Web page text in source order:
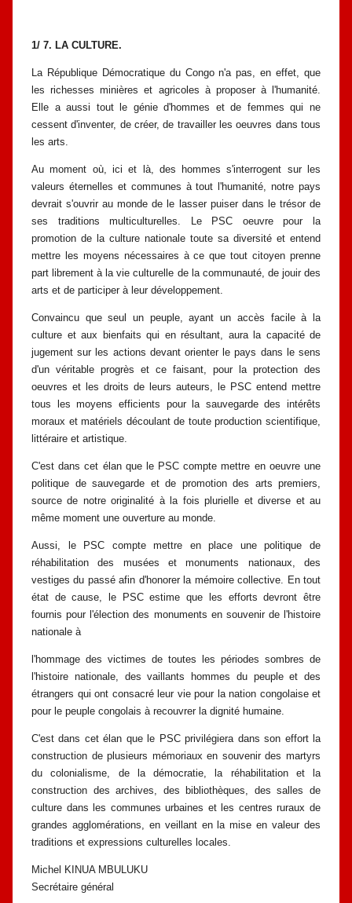
1/ 7. LA CULTURE.
La République Démocratique du Congo n'a pas, en effet, que
les richessesminières et agricoles à proposer à l'humanité.
Elle a aussi tout le génied'hommes et de femmes qui ne
cessent d'inventer, de créer, de travailler lesoeuvres dans tous
les arts.
Au moment où, ici et là, des hommes s'interrogent sur les
valeurs éternelles et communes à tout l'humanité, notre pays
devrait s'ouvrir au mondede le lasser puiser dans le trésor de
ses traditions multiculturelles. Le PSC oeuvrepour la
promotion de la culture nationale toute sa diversité et entend
mettre les moyens nécessaires à ce que tout citoyen prenne
part librement à la vieculturelle de la communauté, de jouir des
arts et de participer à leur développement.
Convaincu que seul un peuple, ayant un accès facile à la
culture et aux bienfaits qui en résultant, aura la capacité de
jugement sur les actions devant orienter le pays dans le sens
d'un véritable progrès et ce faisant, pour la protection des
oeuvres et les droits de leurs auteurs, le PSC entend mettre
tous les moyens efficients pour la sauvegarde des intérêts
moraux et matériels découlant de toute production scientifique,
littéraire et artistique.
C'est dans cet élan que le PSC compte mettre en oeuvre une
politique de sauvegarde et de promotion des arts premiers,
source de notre originalité à la fois plurielle et diverse et au
même moment une ouverture au monde.
Aussi, le PSC compte mettre en place une politique de
réhabilitation des musées et monuments nationaux, des
vestiges du passé afin d'honorer la mémoire collective. En tout
état de cause, le PSC estime que les efforts devront être
fournis pour l'élection des monuments en souvenir de l'histoire
nationale à
l'hommage des victimes de toutes les périodes sombres de
l'histoire nationale, des vaillants hommes du peuple et des
étrangers qui ont consacré leur vie pour la nation congolaise et
pour le peuple congolais à recouvrer la dignité humaine.
C'est dans cet élan que le PSC privilégiera dans son effort la
construction de plusieurs mémoriaux en souvenir des martyrs
du colonialisme, de la démocratie, la réhabilitation et la
construction des archives, des bibliothèques, des salles de
culture dans les communes urbaines et les centres ruraux de
grandes agglomérations, en veillant en la mise en valeur des
traditions et expressions culturelles locales.
Michel KINUA MBULUKU
Secrétaire général